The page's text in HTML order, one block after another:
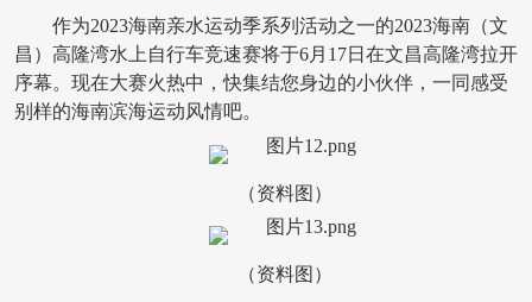
作为2023海南亲水运动季系列活动之一的2023海南（文
昌）高隆湾水上自行车竞速赛将于6月17日在文昌高隆湾拉开
序幕。现在大赛火热中，快集结您身边的小伙伴，一同感受
别样的海南滨海运动风情吧。
（资料图）
（资料图）